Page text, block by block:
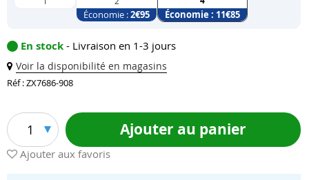
Économie :2€95 Économie : 11€85
En stock - Livraison en 1-3 jours
Voir la disponibilité en magasins
Réf : ZX7686-908
1 Ajouter au panier
Ajouter aux favoris